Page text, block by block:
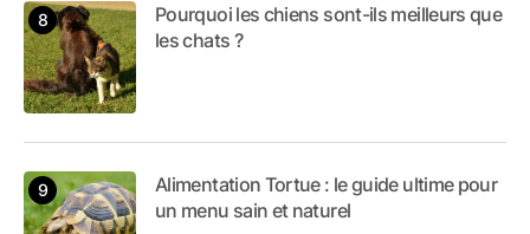
Pourquoi les chiens sont-ils meilleurs que
les chats ?
Alimentation Tortue : le guide ultime pour
un menu sain et naturel